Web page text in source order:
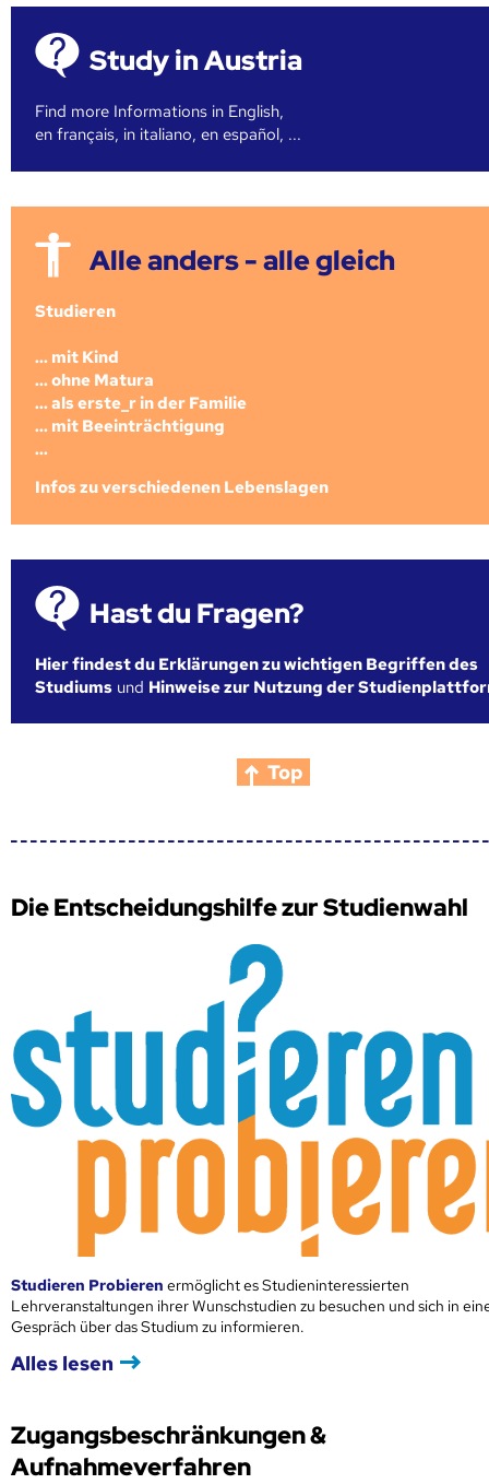
Study in Austria
Find more Informations in English,
en français, in italiano, en español, ...
Alle anders - alle gleich
Studieren
... mit Kind
... ohne Matura
... als erste_r in der Familie
... mit Beeinträchtigung
...
Infos zu verschiedenen Lebenslagen
Hast du Fragen?
Hier findest du Erklärungen zu wichtigen Begriffen des
Studiums und Hinweise zur Nutzung der
Top
Die Entscheidungshilfe zur Studienwahl
Studieren Probieren ermöglicht es Studieninteressierten
Lehrveranstaltungen ihrer Wunschstudien zu besuchen und sich in
Gespräch über das Studium zu informieren.
Alles lesen
Zugangsbeschränkungen &
Aufnahmeverfahren